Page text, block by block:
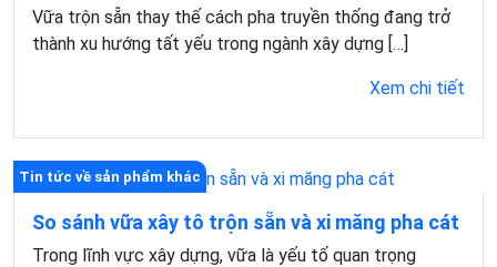
Vữa trộn sẵn thay thế cách pha truyền thống đang trở
thành xu hướng tất yếu trong ngành xây dựng […]
Xem chi tiết
Tin tức về sản phẩm khác
So sánh vữa xây tô trộn sẵn và xi măng pha cát
Trong lĩnh vực xây dựng, vữa là yếu tố quan trọng